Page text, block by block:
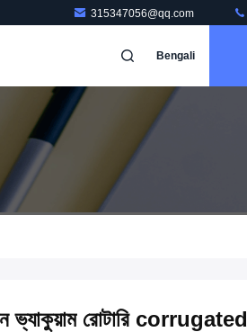
315347056@qq.com
Bengali
ভ্যাকুয়াম রোটারি corrugated